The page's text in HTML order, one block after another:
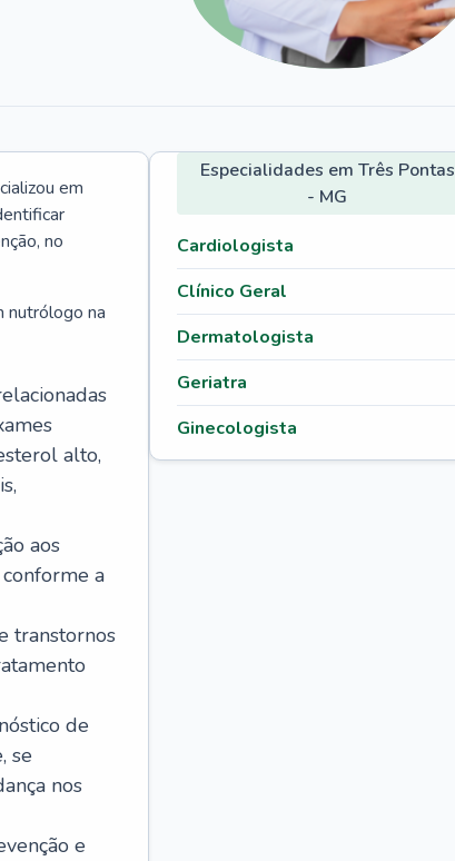
em
no
nutrólogo na
alto,
aos
a
transtornos
de
se
nos
e
Especialidades em Três Pontas
- MG
Cardiologista
Clínico Geral
Dermatologista
Geriatra
Ginecologista